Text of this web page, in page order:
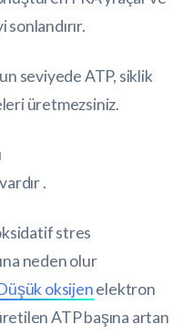
seviyede ATP, siklik
üretmezsiniz.
.
stres
neden olur
oksijenelektron
ATP başına artan